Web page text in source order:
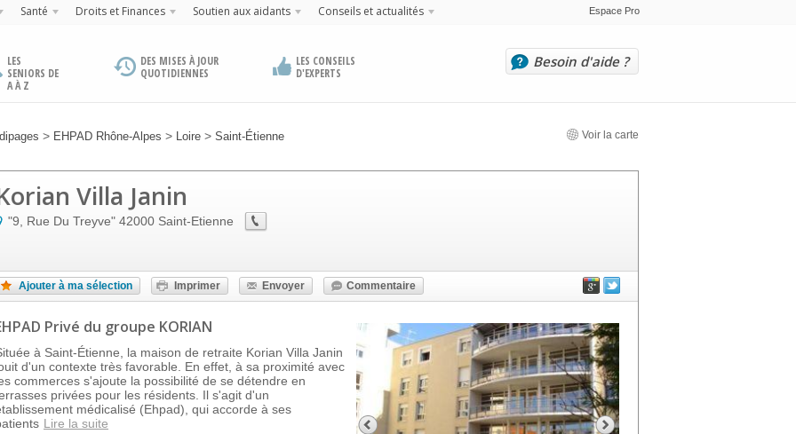
Santé Droits et Finances Soutien aux aidants Conseils et actualités Espace Pro
LES
SENIORS DE
A À Z
DES MISES À JOUR
QUOTIDIENNES
LES CONSEILS
D'EXPERTS
Besoin d'aide ?
> EHPAD Rhône-Alpes > Loire > Saint-Étienne Voir la carte
Villa Janin
"9, Rue Du Treyve" 42000 Saint-Etienne
Ajouter à ma sélection Imprimer Envoyer Commentaire
Privé du groupe KORIAN
à Saint-Étienne, la maison de retraite Korian Villa Janin
d'un contexte très favorable. En effet, à sa proximité avec
commerces s'ajoute la possibilité de se détendre en
privées pour les résidents. Il s'agit d'un
médicalisé (Ehpad), qui accorde à ses
Lire la suite